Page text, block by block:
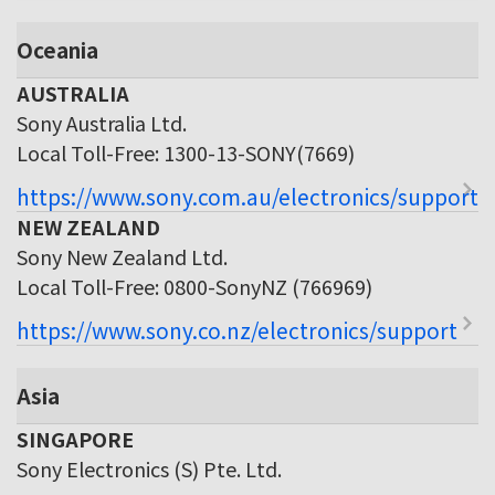
Oceania
AUSTRALIA
Sony Australia Ltd.
Local Toll-Free: 1300-13-SONY(7669)
https://www.sony.com.au/electronics/support
NEW ZEALAND
Sony New Zealand Ltd.
Local Toll-Free: 0800-SonyNZ (766969)
https://www.sony.co.nz/electronics/support
Asia
SINGAPORE
Sony Electronics (S) Pte. Ltd.